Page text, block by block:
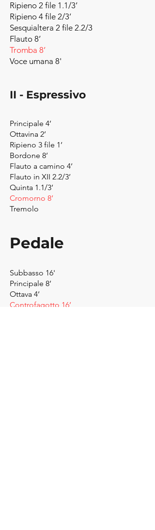
Ripieno 2 file 1.1/3’
Ripieno 4 file 2/3’
Sesquialtera 2 file 2.2/3
Flauto 8’
Tromba 8’
Voce umana 8'
II - Espressivo
Principale 4’
Ottavina 2’
Ripieno 3 file 1’
Bordone 8’
Flauto a camino 4’
Flauto in XII 2.2/3’
Quinta 1.1/3’
Cromorno 8’
Tremolo
Pedale
Subbasso 16'
Principale 8’
Ottava 4’
Controfagotto 16’